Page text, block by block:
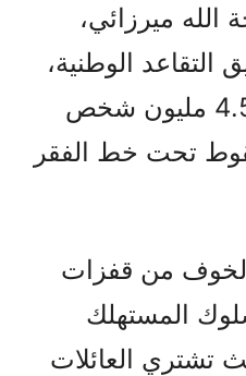
الله ميرزائي،
التقاعد الوطنية،
في 21 مايو، من أن 4.5 مليون شخص
تحت خط الفقر
من قفزات
المستهلك
تشتري العائلات